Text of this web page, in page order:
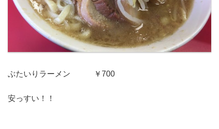
ぶたいりラーメン ￥700
安っすい！！